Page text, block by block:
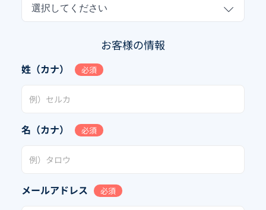
選択してください
お客様の情報
姓（カナ） 必須
名（カナ） 必須
メールアドレス 必須